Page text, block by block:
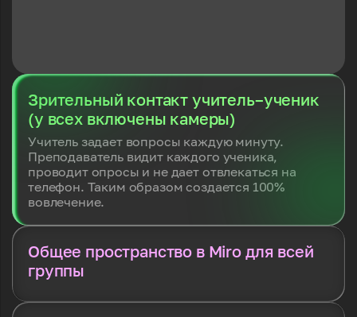
Зрительный контакт учитель–ученик
(у всех включены камеры)
Учитель задает вопросы каждую минуту.
Преподаватель видит каждого ученика,
проводит опросы и не дает отвлекаться на
телефон. Таким образом создается 100%
вовлечение.
Общее пространство в Miro для всей
группы